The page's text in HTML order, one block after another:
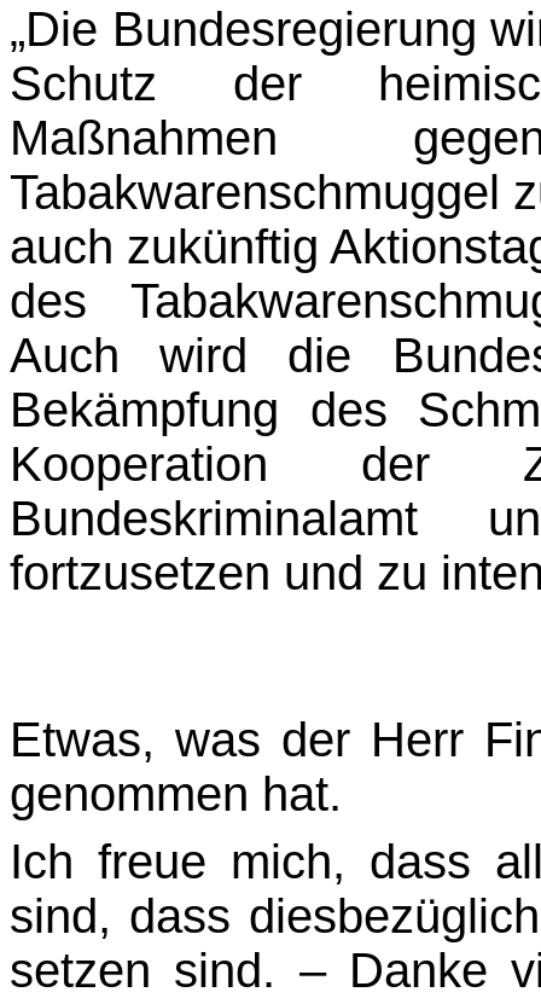
„Die Bundesregierung
Schutz der
Maßnahmen
Tabakwarenschmuggel
auch zukünftig
des
Auch wird die
Bekämpfung des
Kooperation der
Bundeskriminalamt
fortzusetzen und zu
Etwas, was der Herr
genommen hat.
Ich freue mich, dass
sind, dass
setzen sind. – Danke